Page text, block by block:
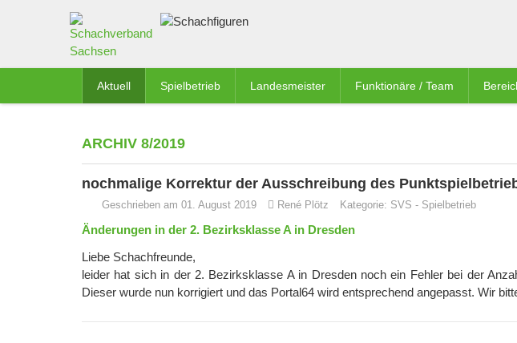
Aktuell Spielbetrieb Landesmeister Funktionäre / Team
ARCHIV 8/2019
nochmalige Korrektur der Ausschreibung des
Geschrieben am 01. August 2019 René Plötz Kategorie: SVS - Spielbetrieb
Änderungen in der 2. Bezirksklasse A in Dresden
Liebe Schachfreunde,
leider hat sich in der 2. Bezirksklasse A in Dresden noch ein Fehler bei der
Dieser wurde nun korrigiert und das Portal64 wird entsprechend angepasst. Wir